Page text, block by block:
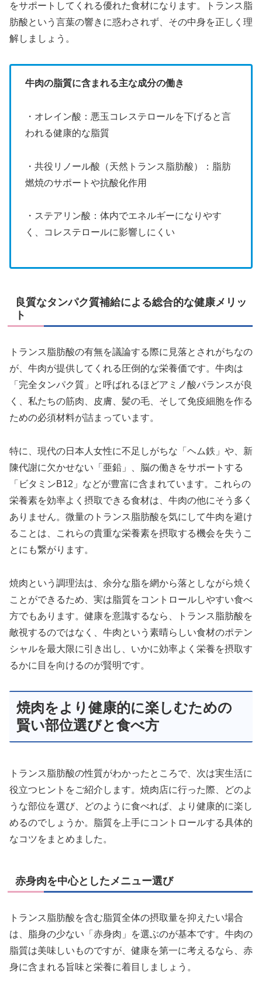
をサポートしてくれる優れた食材になります。トランス脂
肪酸という言葉の響きに惑わされず、その中身を正しく理
解しましょう。
牛肉の脂質に含まれる主な成分の働き
・オレイン酸：悪玉コレステロールを下げると言
われる健康的な脂質
・共役リノール酸（天然トランス脂肪酸）：脂肪
燃焼のサポートや抗酸化作用
・ステアリン酸：体内でエネルギーになりやす
く、コレステロールに影響しにくい
良質なタンパク質補給による総合的な健康メリッ
ト
トランス脂肪酸の有無を議論する際に見落とされがちなの
が、牛肉が提供してくれる圧倒的な栄養価です。牛肉は
「完全タンパク質」と呼ばれるほどアミノ酸バランスが良
く、私たちの筋肉、皮膚、髪の毛、そして免疫細胞を作る
ための必須材料が詰まっています。
特に、現代の日本人女性に不足しがちな「ヘム鉄」や、新
陳代謝に欠かせない「亜鉛」、脳の働きをサポートする
「ビタミンB12」などが豊富に含まれています。これらの
栄養素を効率よく摂取できる食材は、牛肉の他にそう多く
ありません。微量のトランス脂肪酸を気にして牛肉を避け
ることは、これらの貴重な栄養素を摂取する機会を失うこ
とにも繋がります。
焼肉という調理法は、余分な脂を網から落としながら焼く
ことができるため、実は脂質をコントロールしやすい食べ
方でもあります。健康を意識するなら、トランス脂肪酸を
敵視するのではなく、牛肉という素晴らしい食材のポテン
シャルを最大限に引き出し、いかに効率よく栄養を摂取す
るかに目を向けるのが賢明です。
焼肉をより健康的に楽しむための
賢い部位選びと食べ方
トランス脂肪酸の性質がわかったところで、次は実生活に
役立つヒントをご紹介します。焼肉店に行った際、どのよ
うな部位を選び、どのように食べれば、より健康的に楽し
めるのでしょうか。脂質を上手にコントロールする具体的
なコツをまとめました。
赤身肉を中心としたメニュー選び
トランス脂肪酸を含む脂質全体の摂取量を抑えたい場合
は、脂身の少ない「赤身肉」を選ぶのが基本です。牛肉の
脂質は美味しいものですが、健康を第一に考えるなら、赤
身に含まれる旨味と栄養に着目しましょう。